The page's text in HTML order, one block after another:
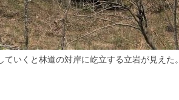
いくと林道の対岸に屹立する立岩が見えた。